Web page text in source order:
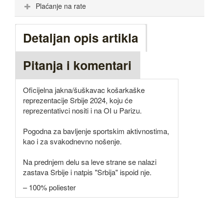
Plaćanje na rate
Detaljan opis artikla
Pitanja i komentari
Oficijelna jakna/šuškavac košarkaške
reprezentacije Srbije 2024, koju će
reprezentativci nositi i na OI u Parizu.
Pogodna za bavljenje sportskim aktivnostima,
kao i za svakodnevno nošenje.
Na prednjem delu sa leve strane se nalazi
zastava Srbije i natpis "Srbija" ispoid nje.
– 100% poliester